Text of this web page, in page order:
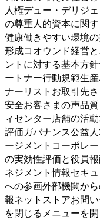
人権デュー・デリジ
の尊重人的資本に関
健康働きやすい環境
形成コオウンド経営
ントに対する基本方
ートナー行動規範生
ナーリストお取引先
安全お客さまの声品
ィセンター店舗の活
評価ガバナンス公益
ージメントコーポレ
の実効性評価と役員
ネジメント情報セキ
への参画外部機関か
報ネットストアお問
を閉じるメニューを開